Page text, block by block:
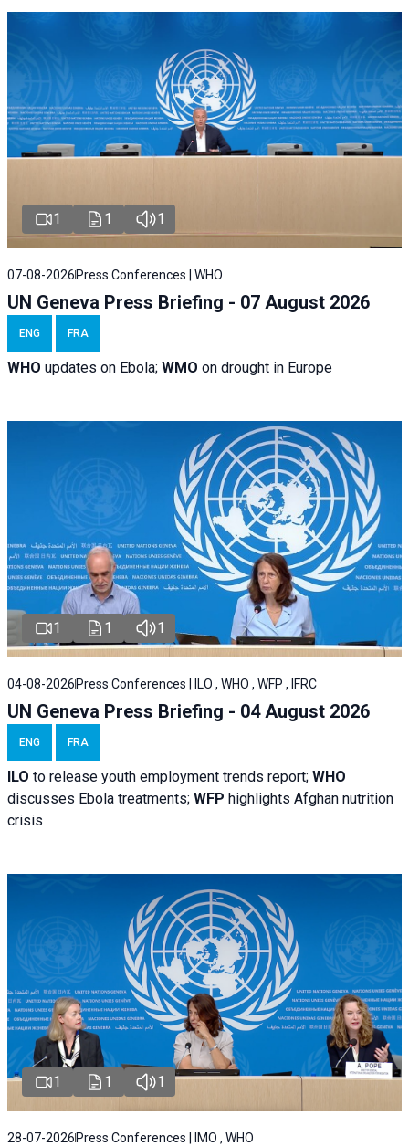
1 1 1
07-08-2026 Press Conferences | WHO
UN Geneva Press Briefing - 07 August 2026
ENG FRA
WHO updates on Ebola; WMO on drought in Europe
1 1 1
04-08-2026 Press Conferences | ILO , WHO , WFP , IFRC
UN Geneva Press Briefing - 04 August 2026
ENG FRA
ILO to release youth employment trends report; WHO
discusses Ebola treatments; WFP highlights Afghan nutrition
crisis
1 1 1
28-07-2026Press Conferences | IMO , WHO